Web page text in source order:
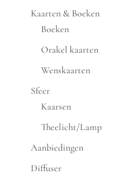
Kaarten & Boeken
Boeken
Orakel kaarten
Wenskaarten
Sfeer
Kaarsen
Theelicht/Lamp
Aanbiedingen
Diffuser